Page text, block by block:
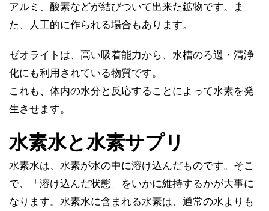
アルミ、酸素などが結びついて出来た鉱物です。ま
た、人工的に作られる場合もあります。
ゼオライトは、高い吸着能力から、水槽のろ過・清浄
化にも利用されている物質です。
これも、体内の水分と反応することによって水素を発
生させます。
水素水と水素サプリ
水素水は、水素が水の中に溶け込んだものです。そこ
で、「溶け込んだ状態」をいかに維持するかが大事に
なります。水素水に含まれる水素は、通常の水よりも